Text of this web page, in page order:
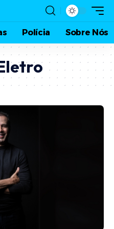
Polícia Sobre Nós